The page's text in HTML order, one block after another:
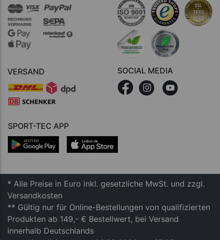
VERSAND SOCIAL MEDIA
SPORT-TEC APP
* Alle Preise in Euro inkl. gesetzliche MwSt. und zzgl.
Versandkosten
** Gültig nur für Online-Bestellungen von qualifizierten
Produkten ab 149,- € Bestellwert, bei Versand
innerhalb Deutschlands